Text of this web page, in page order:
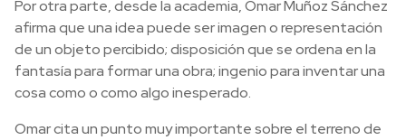
Por otra parte, desde la academia, Omar Muñoz Sánchez
afirma que una idea puede ser imagen o representación
de un objeto percibido; disposición que se ordena en la
fantasía para formar una obra; ingenio para inventar una
cosa como o como algo inesperado.
Omar cita un punto muy importante sobre el terreno de